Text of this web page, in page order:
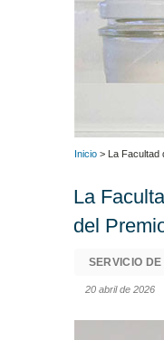
Inicio > La Facultad
La
del
SERVICIO
20 abril de 2026